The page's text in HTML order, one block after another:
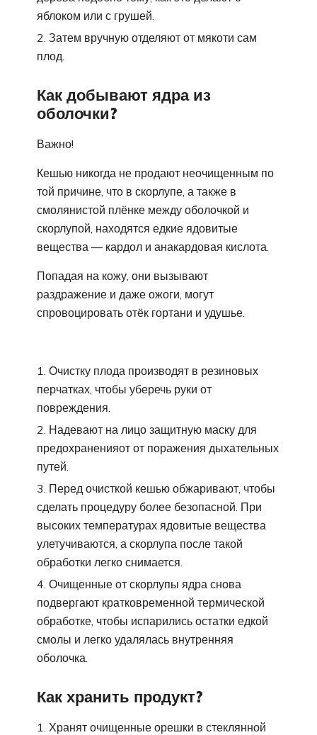
яблоком или с грушей.
Затем вручную отделяют от мякоти сам
плод.
Как добывают ядра из
оболочки?
Важно!
Кешью никогда не продают неочищенным по
той причине, что в скорлупе, а также в
смолянистой плёнке между оболочкой и
скорлупой, находятся едкие ядовитые
вещества — кардол и анакардовая кислота.
Попадая на кожу, они вызывают
раздражение и даже ожоги, могут
спровоцировать отёк гортани и удушье.
Очистку плода производят в резиновых
перчатках, чтобы уберечь руки от
повреждения.
Надевают на лицо защитную маску для
предохраненияот от поражения дыхательных
путей.
Перед очисткой кешью обжаривают, чтобы
сделать процедуру более безопасной. При
высоких температурах ядовитые вещества
улетучиваются, а скорлупа после такой
обработки легко снимается.
Очищенные от скорлупы ядра снова
подвергают кратковременной термической
обработке, чтобы испарились остатки едкой
смолы и легко удалялась внутренняя
оболочка.
Как хранить продукт?
Хранят очищенные орешки в стеклянной